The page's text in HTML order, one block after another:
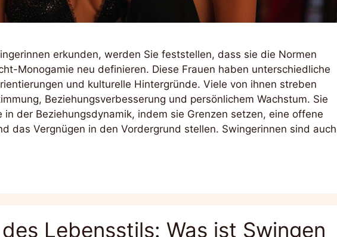
erkunden, werden Sie feststellen, dass sie die Normen
Monogamie neu definieren. Diese Frauen haben unterschiedliche
und kulturelle Hintergründe. Viele von ihnen streben
Beziehungsverbesserung und persönlichem Wachstum. Sie
in der Beziehungsdynamik, indem sie Grenzen setzen, eine offene
das Vergnügen in den Vordergrund stellen. Swingerinnen sind auch
Lebensstils: Was ist Swingen